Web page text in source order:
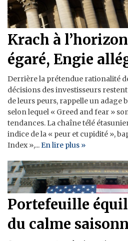
Krach à
égaré, Engie
Derrière la prétendue rationalité
décisions des investisseurs
de leurs peurs, rappelle un adage
selon lequel « Greed and fear »
tendances. La chaîne télé
indice de la « peur et cupidité »,
Index »,...En lire plus »
Portefeuille
du calme